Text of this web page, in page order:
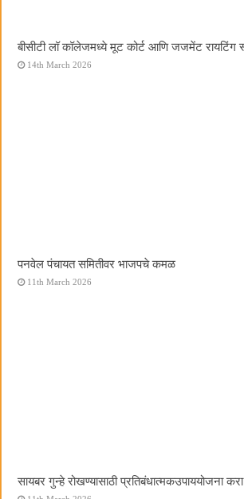
बीसीटी लॉ कॉलेजमध्ये मूट कोर्ट आणि जजमेंट रायटिंग
14th March 2026
पनवेल पंचायत समितीवर भाजपचे कमळ
11th March 2026
सायबर गुन्हे रोखण्यासाठी प्रतिबंधात्मकउपाययोजना